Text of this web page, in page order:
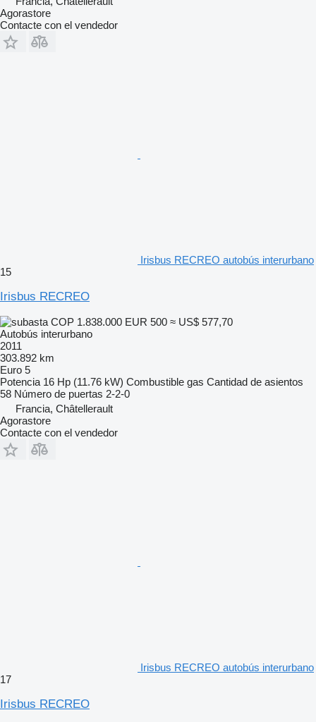
Agorastore
Contacte con el vendedor
Irisbus RECREO autobús interurbano
15
Irisbus RECREO
COP 1.838.000 EUR 500 ≈ US$ 577,70
Autobús interurbano
2011
303.892 km
Euro 5
Potencia 16 Hp (11.76 kW) Combustible gas Cantidad de asientos
58 Número de puertas 2-2-0
Francia, Châtellerault
Agorastore
Contacte con el vendedor
Irisbus RECREO autobús interurbano
17
Irisbus RECREO